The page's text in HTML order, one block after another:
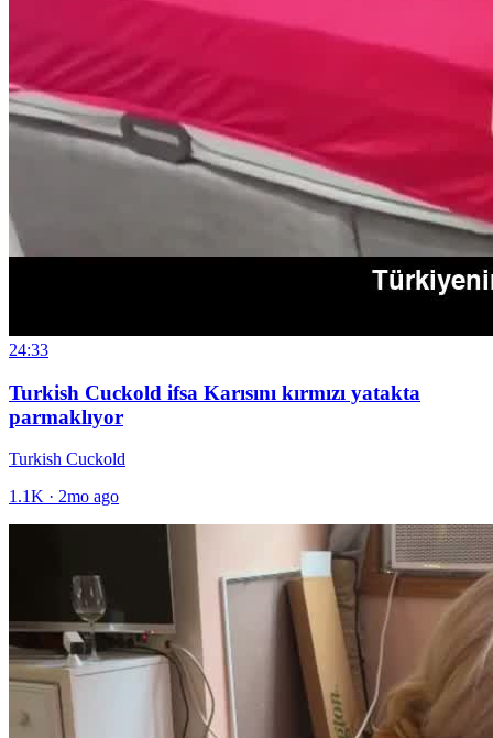
24:33
Turkish Cuckold ifsa Karısını kırmızı yatakta
parmaklıyor
Turkish Cuckold
1.1K · 2mo ago